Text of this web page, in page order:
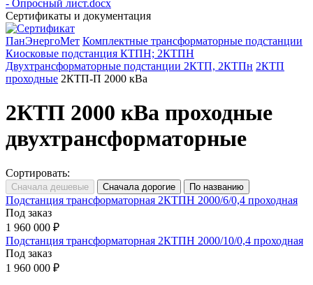
- Опросный лист.docx
Сертификаты и документация
ПанЭнергоМет Комплектные трансформаторные подстанции
Киосковые подстанция КТПН; 2КТПН
Двухтрансформаторные подстанции 2КТП, 2КТПн 2КТП
проходные 2КТП-П 2000 кВа
2КТП 2000 кВа проходные
двухтрансформаторные
Сортировать:
Подстанция трансформаторная 2КТПН 2000/6/0,4 проходная
Под заказ
1 960 000 ₽
Подстанция трансформаторная 2КТПН 2000/10/0,4 проходная
Под заказ
1 960 000 ₽